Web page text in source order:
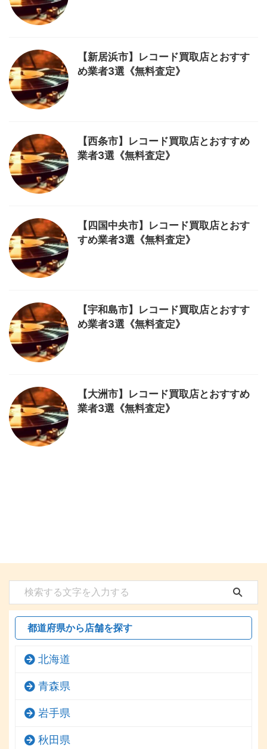
【新居浜市】レコード買取店とおすす
め業者3選《無料査定》
【西条市】レコード買取店とおすすめ
業者3選《無料査定》
【四国中央市】レコード買取店とおす
すめ業者3選《無料査定》
【宇和島市】レコード買取店とおすす
め業者3選《無料査定》
【大洲市】レコード買取店とおすすめ
業者3選《無料査定》
都道府県から店舗を探す
北海道
青森県
岩手県
秋田県